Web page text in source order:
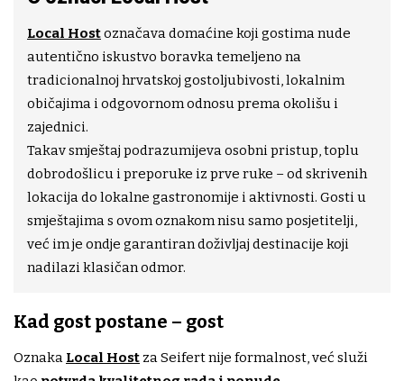
Local Hostoznačava domaćine koji gostima nude
autentično iskustvo boravka temeljeno na
tradicionalnoj hrvatskoj gostoljubivosti, lokalnim
običajima i odgovornom odnosu prema okolišu i
zajednici.
Takav smještaj podrazumijeva osobni pristup, toplu
dobrodošlicu i preporuke iz prve ruke – od skrivenih
lokacija do lokalne gastronomije i aktivnosti. Gosti u
smještajima s ovom oznakom nisu samo posjetitelji,
već im je ondje garantiran doživljaj destinacije koji
nadilazi klasičan odmor.
Kad gost postane – gost
Oznaka Local Host za Seifert nije formalnost, već služi